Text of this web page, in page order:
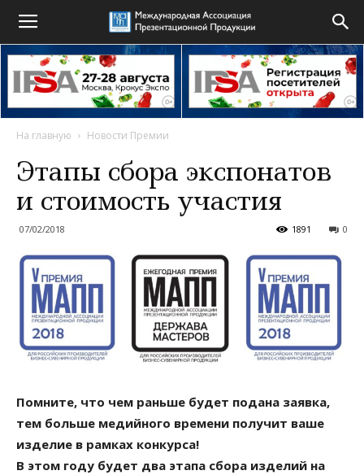
На главную Новости Премии
Этапы сбора экспонатов
и стоимость участия
07/02/2018 0
1891
Помните, что чем раньше будет подана заявка,
тем больше медийного времени получит ваше
изделие в рамках конкурса!
В этом году будет два этапа сбора изделий на